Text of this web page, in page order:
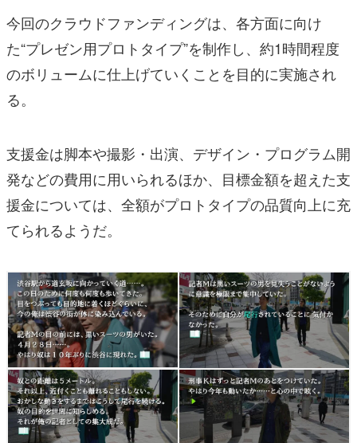
今回のクラウドファンディングは、各方面に向け
た“プレゼン用プロトタイプ”を制作し、約1時間程度
のボリュームに仕上げていくことを目的に実施され
る。
支援金は脚本や撮影・出演、デザイン・プログラム開
発などの費用に用いられるほか、目標金額を超えた支
援金については、全額がプロトタイプの品質向上に充
てられるようだ。